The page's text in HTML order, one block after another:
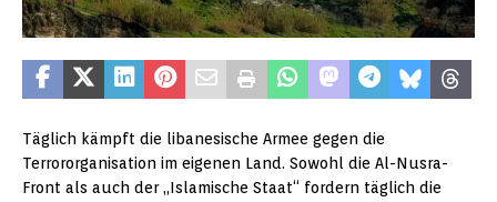
Täglich kämpft die libanesische Armee gegen die
Terrororganisation im eigenen Land. Sowohl die Al-Nusra-
Front als auch der „Islamische Staat“ fordern täglich die